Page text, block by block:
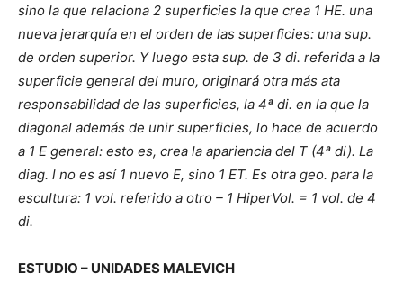
sino la que relaciona 2 superficies la que crea 1 HE. una
nueva jerarquía en el orden de las superficies: una sup.
de orden superior. Y luego esta sup. de 3 di. referida a la
superficie general del muro, originará otra más ata
responsabilidad de las superficies, la 4ª di. en la que la
diagonal además de unir superficies, lo hace de acuerdo
a 1 E general: esto es, crea la apariencia del T (4ª di). La
diag. l no es así 1 nuevo E, sino 1 ET. Es otra geo. para la
escultura: 1 vol. referido a otro – 1 HiperVol. = 1 vol. de 4
di.
ESTUDIO – UNIDADES MALEVICH